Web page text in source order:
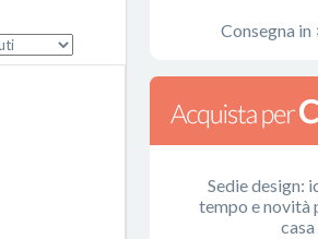
Consegna in
Sedie design:
tempo e novità